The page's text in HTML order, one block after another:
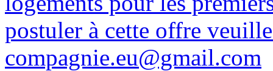
postuler à cette offre
compagnie.eu@gmail.com